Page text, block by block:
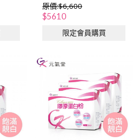
原價:$6,600
$5610
限定會員購買